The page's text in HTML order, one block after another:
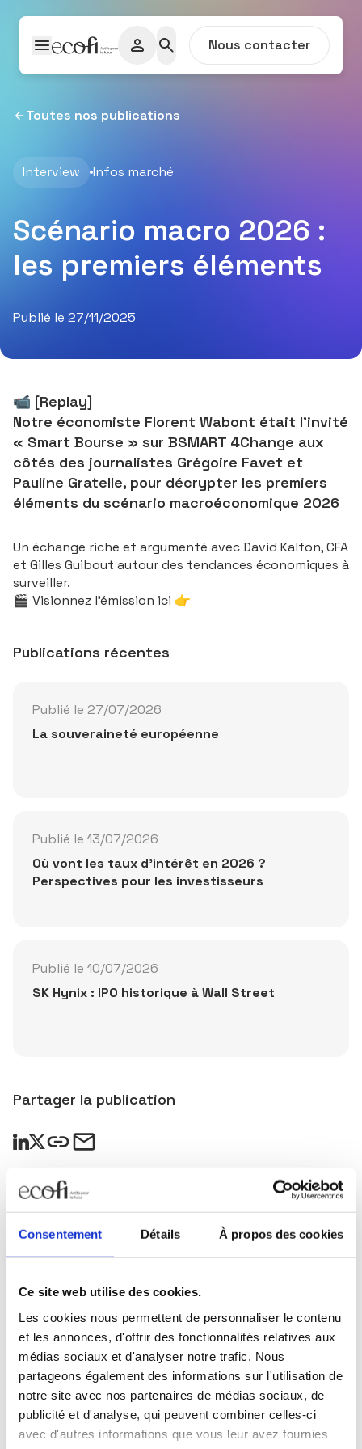
Consentement Détails À propos des cookies
Ce site web utilise des cookies.
Les cookies nous permettent de personnaliser le contenu
et les annonces, d'offrir des fonctionnalités relatives aux
médias sociaux et d'analyser notre trafic. Nous
partageons également des informations sur l'utilisation de
notre site avec nos partenaires de médias sociaux, de
publicité et d'analyse, qui peuvent combiner celles-ci
avec d'autres informations que vous leur avez fournies
Nous contacter
Toutes nos publications
Interview Infos marché
Scénario macro 2026 :
les premiers éléments
Publié le 27/11/2025
📹 [Replay]
Notre économiste Florent Wabont était l’invité
« Smart Bourse » sur BSMART 4Change aux
côtés des journalistes Grégoire Favet et
Pauline Gratelle, pour décrypter les premiers
éléments du scénario macroéconomique 2026
Un échange riche et argumenté avec David Kalfon, CFA
et Gilles Guibout autour des tendances économiques à
surveiller.
🎬 Visionnez l’émission ici 👉
Publications récentes
Publié le 27/07/2026
La souveraineté européenne
Publié le 13/07/2026
Où vont les taux d'intérêt en 2026 ?
Perspectives pour les investisseurs
Publié le 10/07/2026
SK Hynix : IPO historique à Wall Street
Partager la publication
Restez informés
abonnez-vous pour les recevoir en exclusivité.
Toutes nos actualités
Marché du lundi
Mensuel Ecofi
Newsletter trimestrielle